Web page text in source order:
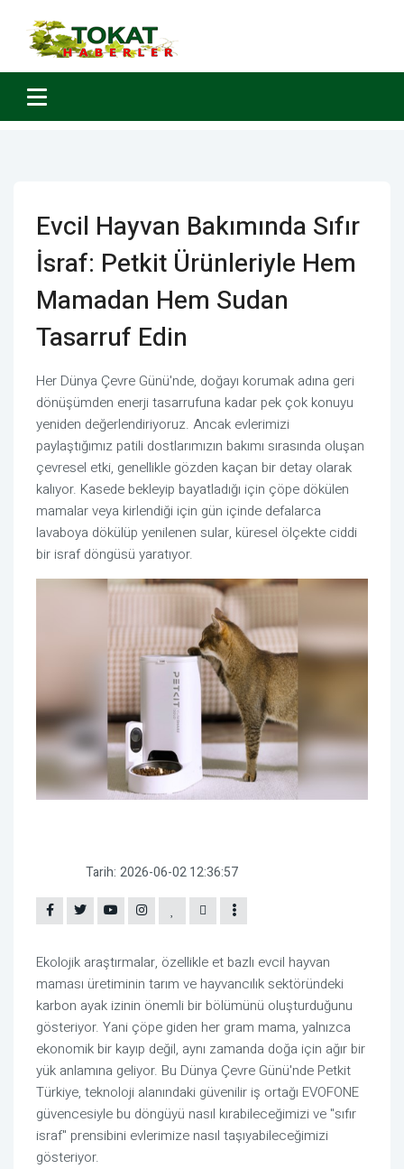
Evcil Hayvan Bakımında Sıfır
İsraf: Petkit Ürünleriyle Hem
Mamadan Hem Sudan
Tasarruf Edin
Her Dünya Çevre Günü'nde, doğayı korumak adına geri
dönüşümden enerji tasarrufuna kadar pek çok konuyu
yeniden değerlendiriyoruz. Ancak evlerimizi
paylaştığımız patili dostlarımızın bakımı sırasında oluşan
çevresel etki, genellikle gözden kaçan bir detay olarak
kalıyor. Kasede bekleyip bayatladığı için çöpe dökülen
mamalar veya kirlendiği için gün içinde defalarca
lavaboya dökülüp yenilenen sular, küresel ölçekte ciddi
bir israf döngüsü yaratıyor.
Tarih: 2026-06-02 12:36:57
Ekolojik araştırmalar, özellikle et bazlı evcil hayvan
maması üretiminin tarım ve hayvancılık sektöründeki
karbon ayak izinin önemli bir bölümünü oluşturduğunu
gösteriyor. Yani çöpe giden her gram mama, yalnızca
ekonomik bir kayıp değil, aynı zamanda doğa için ağır bir
yük anlamına geliyor. Bu Dünya Çevre Günü'nde Petkit
Türkiye, teknoloji alanındaki güvenilir iş ortağı EVOFONE
güvencesiyle bu döngüyü nasıl kırabileceğimizi ve "sıfır
israf" prensibini evlerimize nasıl taşıyabileceğimizi
gösteriyor.